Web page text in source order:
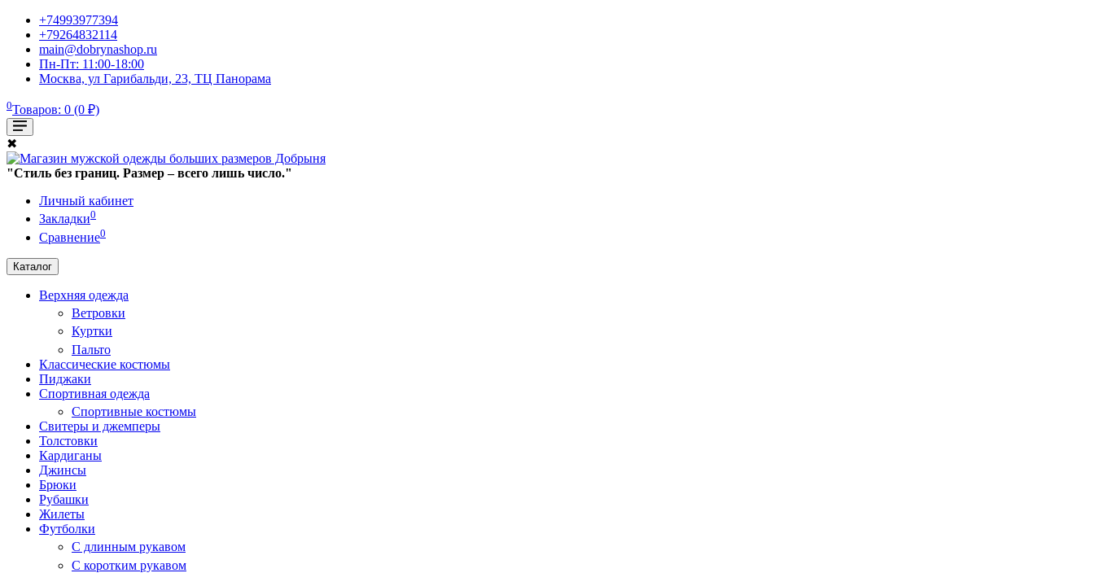
+74993977394
+79264832114
main@dobrynashop.ru
Пн-Пт: 11:00-18:00
Москва, ул Гарибальди, 23, ТЦ Панорама
0Товаров: 0 (0 ₽)
✖
"Стиль без границ. Размер – всего лишь число."
Личный кабинет
Закладки0
Сравнение0
Каталог
Верхняя одежда
Ветровки
Куртки
Пальто
Классические костюмы
Пиджаки
Спортивная одежда
Спортивные костюмы
Свитеры и джемперы
Толстовки
Кардиганы
Джинсы
Брюки
Рубашки
Жилеты
Футболки
С длинным рукавом
С коротким рукавом